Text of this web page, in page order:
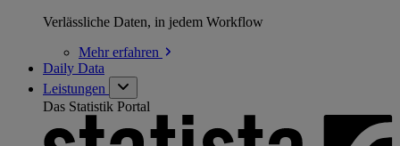
Verlässliche Daten, in jedem Workflow
Mehrerfahren
Daily Data
Leistungen
Das Statistik Portal